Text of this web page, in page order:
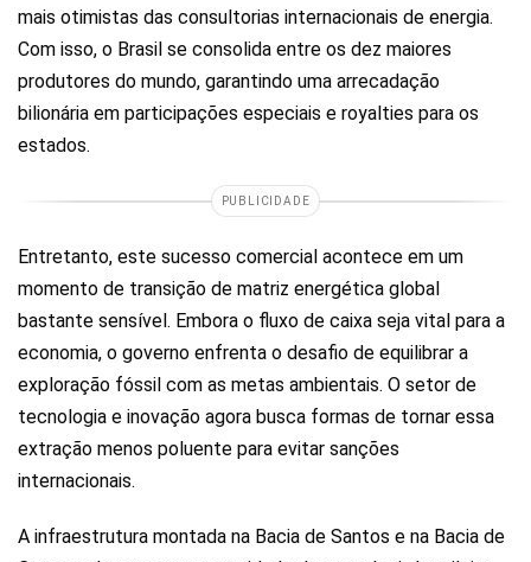
mais otimistas das consultorias internacionais de energia.
Com isso, o Brasil se consolida entre os dez maiores
produtores do mundo, garantindo uma arrecadação
bilionária em participações especiais e royalties para os
estados.
PUBLICIDADE
Entretanto, este sucesso comercial acontece em um
momento de transição de matriz energética global
bastante sensível. Embora o fluxo de caixa seja vital para a
economia, o governo enfrenta o desafio de equilibrar a
exploração fóssil com as metas ambientais. O setor de
tecnologia e inovação agora busca formas de tornar essa
extração menos poluente para evitar sanções
internacionais.
A infraestrutura montada na Bacia de Santos e na Bacia de